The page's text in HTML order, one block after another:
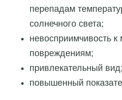
перепадам
солнечного света;
невосприимчивость к
повреждениям;
привлекательный вид;
повышенный